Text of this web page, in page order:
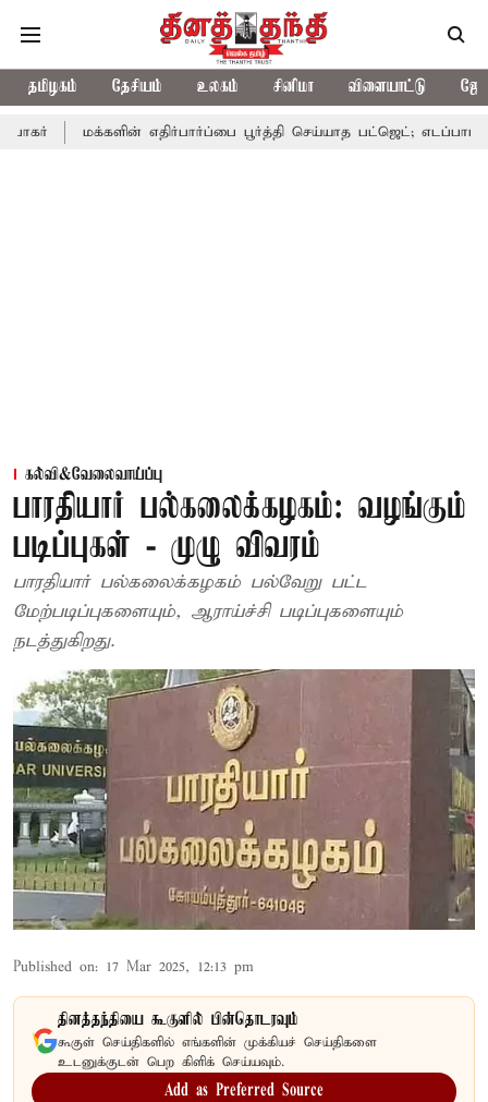
தமிழகம் தேசியம் உலகம் சினிமா விளையாட்டு
மக்களின் எதிர்பார்ப்பை பூர்த்தி செய்யாத பட்ஜெட்; எடப்பாடி
கல்வி&வேலைவாய்ப்பு
பாரதியார் பல்கலைக்கழகம்: வழங்கும்
படிப்புகள் - முழு விவரம்
பாரதியார் பல்கலைக்கழகம் பல்வேறு பட்ட
மேற்படிப்புகளையும், ஆராய்ச்சி படிப்புகளையும்
நடத்துகிறது.
Published on: 17 Mar 2025, 12:13 pm
தினத்தந்தியை கூகுளில் பின்தொடரவும்
கூகுள் செய்திகளில் எங்களின் முக்கியச் செய்திகளை
உடனுக்குடன் பெற கிளிக் செய்யவும்.
Add as Preferred Source